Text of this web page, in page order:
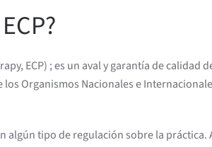
ECP) ; es un aval y garantía de
Organismos Nacionales e
tipo de regulación sobre la práctica.